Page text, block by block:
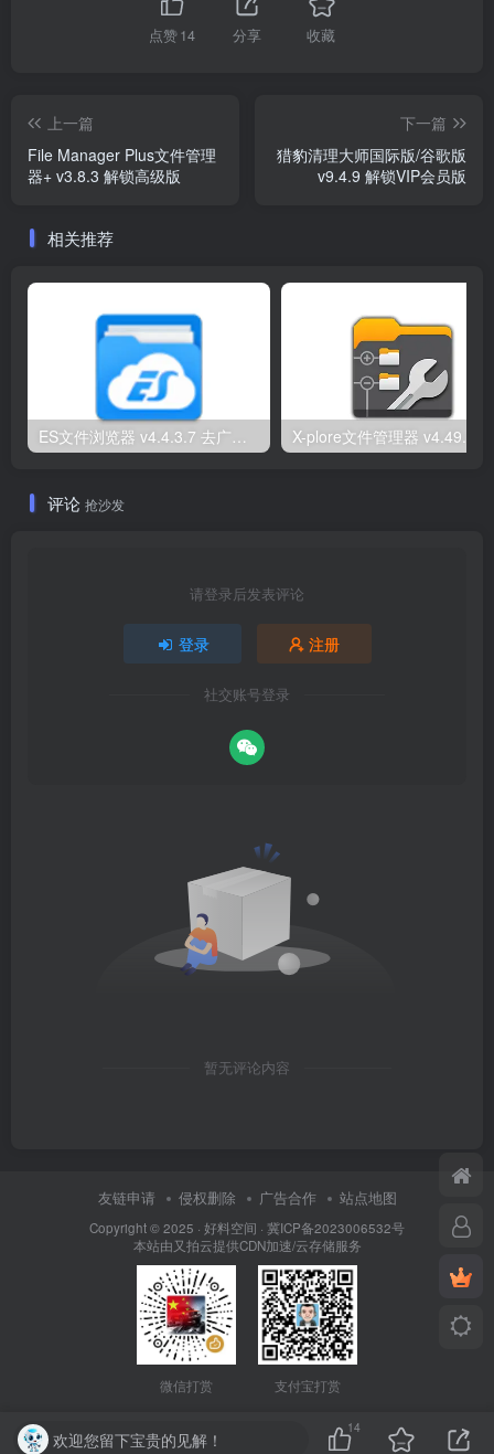
点赞14 分享 收藏
上一篇
File Manager Plus文件管理
器+ v3.8.3 解锁高级版
下一篇
猎豹清理大师国际版/谷歌版
v9.4.9 解锁VIP会员版
相关推荐
ES文件浏览器 v4.4.3.7 去广告解锁vip会员版高级版
评论 抢沙发
请登录后发表评论
登录 注册
社交账号登录
暂无评论内容
友链申请 侵权删除 广告合作 站点地图
Copyright © 2025 · 好料空间 · 冀ICP备2023006532号
本站由又拍云提供CDN加速/云存储服务
微信打赏 支付宝打赏
欢迎您留下宝贵的见解！
14